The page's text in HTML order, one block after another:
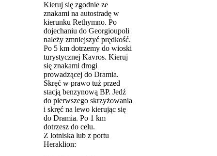
Kieruj się zgodnie ze
znakami na autostradę w
kierunku Rethymno. Po
dojechaniu do Georgioupoli
należy zmniejszyć prędkość.
Po 5 km dotrzemy do wioski
turystycznej Kavros. Kieruj
się znakami drogi
prowadzącej do Dramia.
Skręć w prawo tuż przed
stacją benzynową BP. Jedź
do pierwszego skrzyżowania
i skręć na lewo kierując się
do Dramia. Po 1 km
dotrzesz do celu.
Z lotniska lub z portu
Heraklion: